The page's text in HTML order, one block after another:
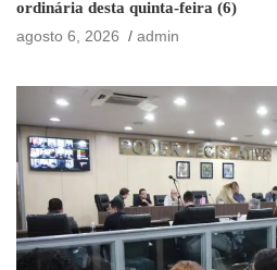
ordinária desta quinta-feira (6)
agosto 6, 2026
admin